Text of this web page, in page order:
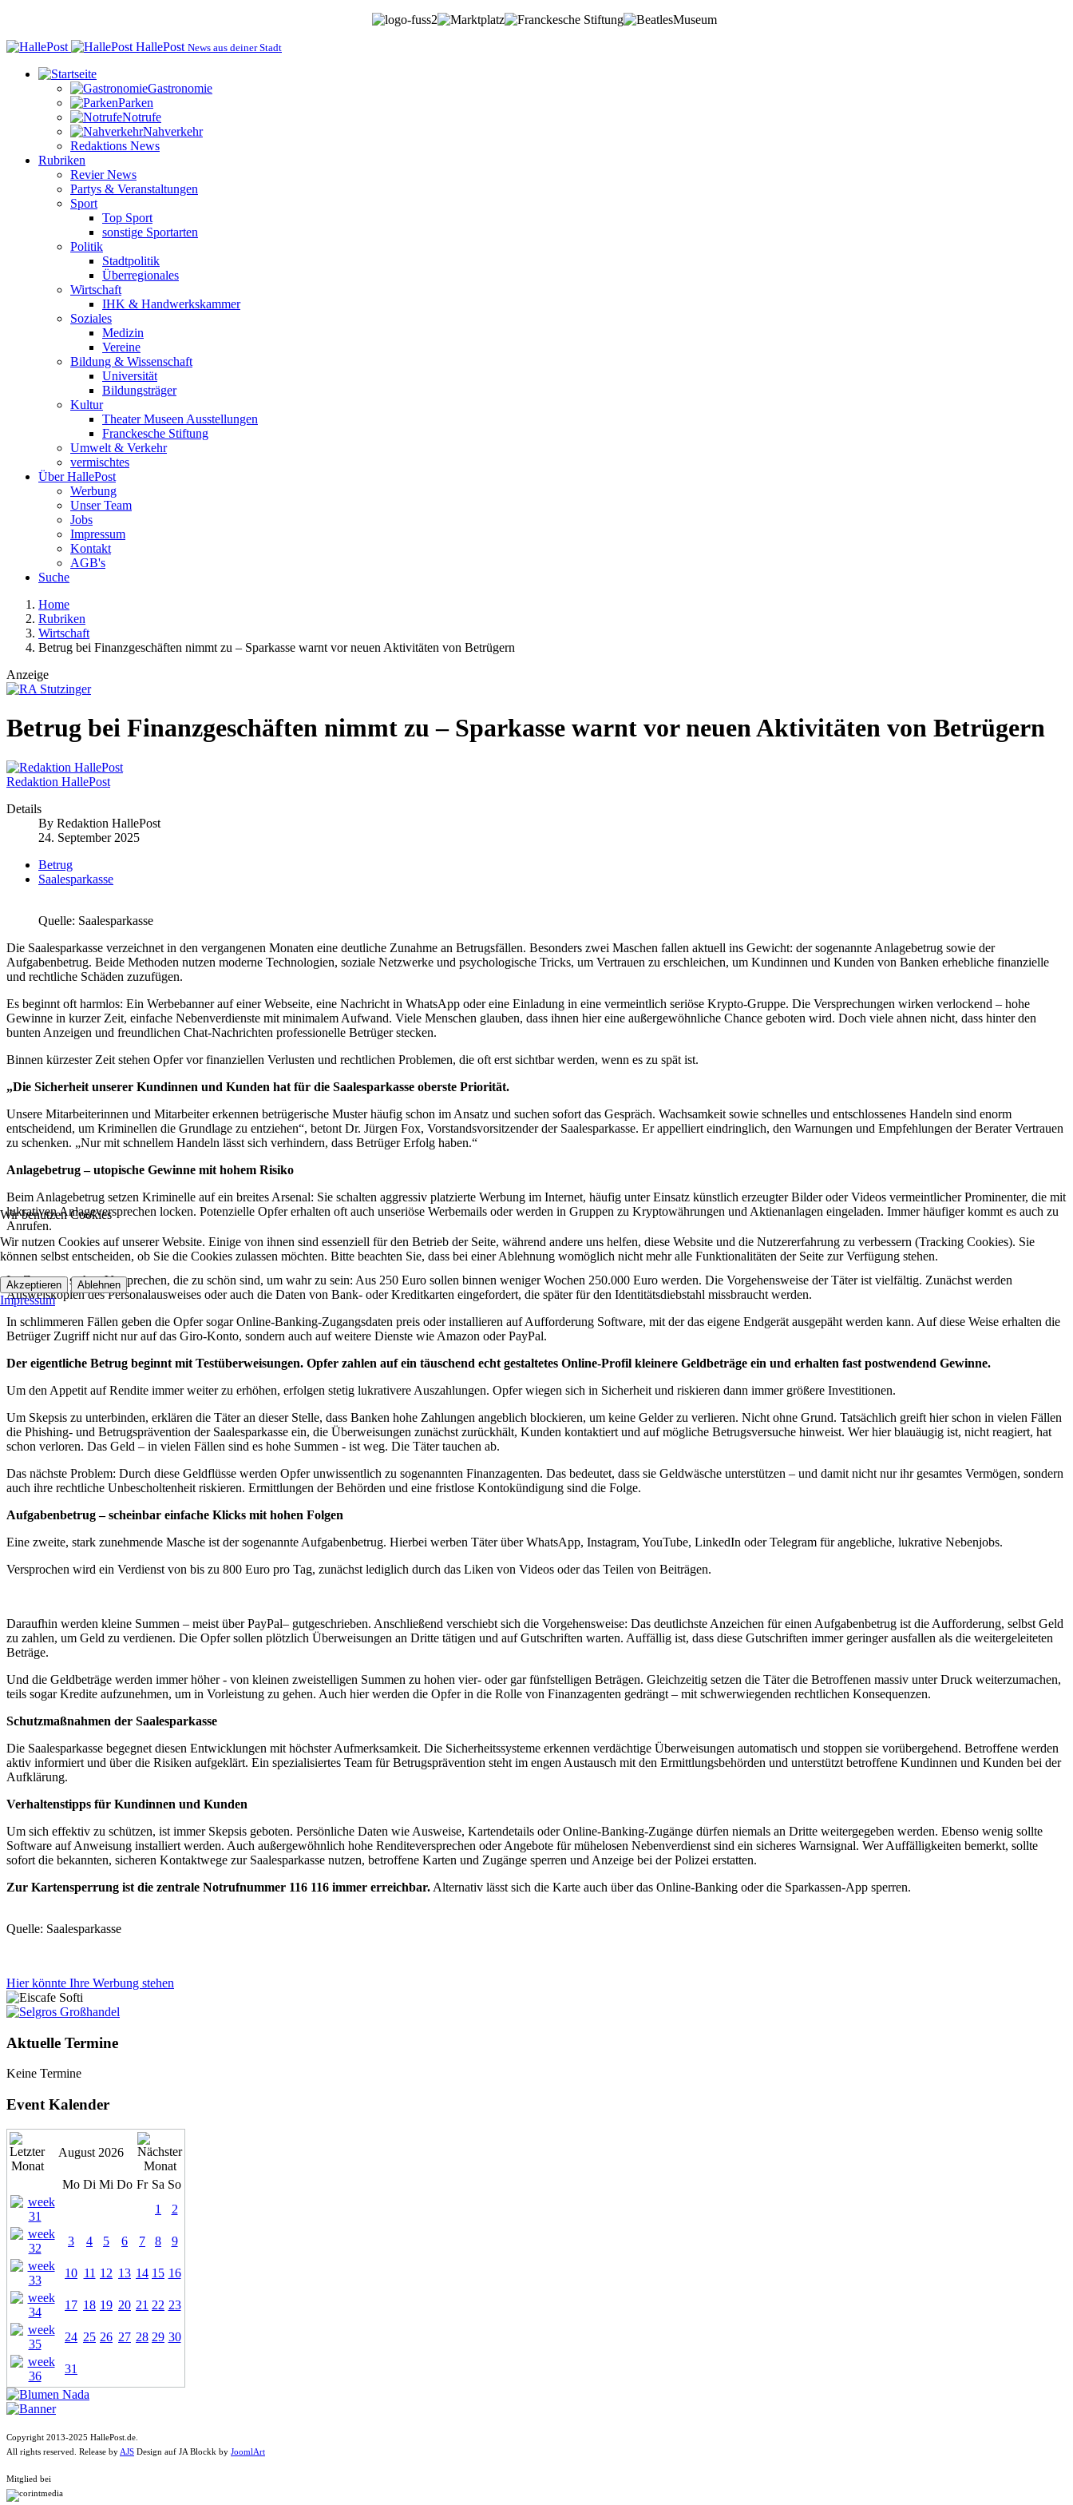
HallePost News aus deiner Stadt
Gastronomie
Parken
Notrufe
Nahverkehr
Redaktions News
Rubriken
Revier News
Partys & Veranstaltungen
Sport
Top Sport
sonstige Sportarten
Politik
Stadtpolitik
Überregionales
Wirtschaft
IHK & Handwerkskammer
Soziales
Medizin
Vereine
Bildung & Wissenschaft
Universität
Bildungsträger
Kultur
Theater Museen Ausstellungen
Franckesche Stiftung
Umwelt & Verkehr
vermischtes
Über HallePost
Werbung
Unser Team
Jobs
Impressum
Kontakt
AGB's
Suche
Home
Rubriken
Wirtschaft
Betrug bei Finanzgeschäften nimmt zu – Sparkasse warnt vor neuen Aktivitäten von Betrügern
Anzeige
Betrug bei Finanzgeschäften nimmt zu – Sparkasse warnt vor neuen Aktivitäten von Betrügern
Redaktion HallePost
Details
By Redaktion HallePost
24. September 2025
Betrug
Saalesparkasse
Quelle: Saalesparkasse
Die Saalesparkasse verzeichnet in den vergangenen Monaten eine deutliche Zunahme an Betrugsfällen. Besonders zwei Maschen fallen aktuell ins Gewicht: der sogenannte Anlagebetrug sowie der
Aufgabenbetrug. Beide Methoden nutzen moderne Technologien, soziale Netzwerke und psychologische Tricks, um Vertrauen zu erschleichen, um Kundinnen und Kunden von Banken erhebliche finanzielle
und rechtliche Schäden zuzufügen.
Es beginnt oft harmlos: Ein Werbebanner auf einer Webseite, eine Nachricht in WhatsApp oder eine Einladung in eine vermeintlich seriöse Krypto-Gruppe. Die Versprechungen wirken verlockend – hohe
Gewinne in kurzer Zeit, einfache Nebenverdienste mit minimalem Aufwand. Viele Menschen glauben, dass ihnen hier eine außergewöhnliche Chance geboten wird. Doch viele ahnen nicht, dass hinter den
bunten Anzeigen und freundlichen Chat-Nachrichten professionelle Betrüger stecken.
Binnen kürzester Zeit stehen Opfer vor finanziellen Verlusten und rechtlichen Problemen, die oft erst sichtbar werden, wenn es zu spät ist.
„Die Sicherheit unserer Kundinnen und Kunden hat für die Saalesparkasse oberste Priorität.
Unsere Mitarbeiterinnen und Mitarbeiter erkennen betrügerische Muster häufig schon im Ansatz und suchen sofort das Gespräch. Wachsamkeit sowie schnelles und entschlossenes Handeln sind enorm
entscheidend, um Kriminellen die Grundlage zu entziehen“, betont Dr. Jürgen Fox, Vorstandsvorsitzender der Saalesparkasse. Er appelliert eindringlich, den Warnungen und Empfehlungen der Berater Vertrauen
zu schenken. „Nur mit schnellem Handeln lässt sich verhindern, dass Betrüger Erfolg haben.“
Anlagebetrug – utopische Gewinne mit hohem Risiko
Beim Anlagebetrug setzen Kriminelle auf ein breites Arsenal: Sie schalten aggressiv platzierte Werbung im Internet, häufig unter Einsatz künstlich erzeugter Bilder oder Videos vermeintlicher Prominenter, die mit
lukrativen Anlageversprechen locken. Potenzielle Opfer erhalten oft auch unseriöse Werbemails oder werden in Gruppen zu Kryptowährungen und Aktienanlagen eingeladen. Immer häufiger kommt es auch zu
Anrufen.
Im Zentrum stehen Versprechen, die zu schön sind, um wahr zu sein: Aus 250 Euro sollen binnen weniger Wochen 250.000 Euro werden. Die Vorgehensweise der Täter ist vielfältig. Zunächst werden
Ausweiskopien des Personalausweises oder auch die Daten von Bank- oder Kreditkarten eingefordert, die später für den Identitätsdiebstahl missbraucht werden.
In schlimmeren Fällen geben die Opfer sogar Online-Banking-Zugangsdaten preis oder installieren auf Aufforderung Software, mit der das eigene Endgerät ausgepäht werden kann. Auf diese Weise erhalten die
Betrüger Zugriff nicht nur auf das Giro-Konto, sondern auch auf weitere Dienste wie Amazon oder PayPal.
Der eigentliche Betrug beginnt mit Testüberweisungen. Opfer zahlen aufein täuschend echt gestaltetes Online-Profil kleinere Geldbeträge ein und erhalten fast postwendend Gewinne.
Um den Appetit auf Rendite immer weiter zu erhöhen, erfolgen stetig lukrativere Auszahlungen. Opfer wiegen sich in Sicherheit und riskieren dann immer größere Investitionen.
Um Skepsis zu unterbinden, erklären die Täter an dieser Stelle, dass Banken hohe Zahlungen angeblich blockieren, um keine Gelder zu verlieren. Nicht ohne Grund. Tatsächlich greift hier schon in vielen Fällen
die Phishing- und Betrugsprävention der Saalesparkasse ein, die Überweisungen zunächst zurückhält, Kunden kontaktiert und auf mögliche Betrugsversuche hinweist. Wer hier blauäugig ist, nicht reagiert, hat
schon verloren. Das Geld – in vielen Fällen sind es hohe Summen - ist weg. Die Täter tauchen ab.
Das nächste Problem: Durch diese Geldflüsse werden Opfer unwissentlich zu sogenannten Finanzagenten. Das bedeutet, dass sie Geldwäsche unterstützen – und damit nicht nur ihr gesamtes Vermögen, sondern
auch ihre rechtliche Unbescholtenheit riskieren. Ermittlungen der Behörden und eine fristlose Kontokündigung sind die Folge.
Aufgabenbetrug – scheinbar einfache Klicks mit hohen Folgen
Eine zweite, stark zunehmende Masche ist der sogenannte Aufgabenbetrug. Hierbei werben Täter über WhatsApp, Instagram, YouTube, LinkedIn oder Telegram für angebliche, lukrative Nebenjobs.
Versprochen wird ein Verdienst von bis zu 800 Euro pro Tag, zunächst lediglich durch das Liken von Videos oder das Teilen von Beiträgen.
Daraufhin werden kleine Summen – meist über PayPal– gutgeschrieben. Anschließend verschiebt sich die Vorgehensweise: Das deutlichste Anzeichen für einen Aufgabenbetrug ist die Aufforderung, selbst Geld
zu zahlen, um Geld zu verdienen. Die Opfer sollen plötzlich Überweisungen an Dritte tätigen und auf Gutschriften warten. Auffällig ist, dass diese Gutschriften immer geringer ausfallen als die weitergeleiteten
Beträge.
Und die Geldbeträge werden immer höher - von kleinen zweistelligen Summen zu hohen vier- oder gar fünfstelligen Beträgen. Gleichzeitig setzen die Täter die Betroffenen massiv unter Druck weiterzumachen,
teils sogar Kredite aufzunehmen, um in Vorleistung zu gehen. Auch hier werden die Opfer in die Rolle von Finanzagenten gedrängt – mit schwerwiegenden rechtlichen Konsequenzen.
Schutzmaßnahmen der Saalesparkasse
Die Saalesparkasse begegnet diesen Entwicklungen mit höchster Aufmerksamkeit. Die Sicherheitssysteme erkennen verdächtige Überweisungen automatisch und stoppen sie vorübergehend. Betroffene werden
aktiv informiert und über die Risiken aufgeklärt. Ein spezialisiertes Team für Betrugsprävention steht im engen Austausch mit den Ermittlungsbehörden und unterstützt betroffene Kundinnen und Kunden bei der
Aufklärung.
Verhaltenstipps für Kundinnen und Kunden
Um sich effektiv zu schützen, ist immer Skepsis geboten. Persönliche Daten wie Ausweise, Kartendetails oder Online-Banking-Zugänge dürfen niemals an Dritte weitergegeben werden. Ebenso wenig sollte
Software auf Anweisung installiert werden. Auch außergewöhnlich hohe Renditeversprechen oder Angebote für mühelosen Nebenverdienst sind ein sicheres Warnsignal. Wer Auffälligkeiten bemerkt, sollte
sofort die bekannten, sicheren Kontaktwege zur Saalesparkasse nutzen, betroffene Karten und Zugänge sperren und Anzeige bei der Polizei erstatten.
Zur Kartensperrung ist die zentrale Notrufnummer 116 116 immer erreichbar. Alternativ lässt sich die Karte auch über das Online-Banking oder die Sparkassen-App sperren.
Quelle: Saalesparkasse
Hier könnte Ihre Werbung stehen
Aktuelle Termine
Keine Termine
Event Kalender
August 2026
Mo Di Mi Do Fr Sa So
1
2
3 4 5 6 7 8 9
10 11 12 13 14 15 16
17 18 19 20 21 22 23
24 25 26 27 28 29 30
31
Copyright 2013-2025 HallePost.de.
All rights reserved. Release by AJS Design auf JA Blockk by JoomlArt
Mitglied bei
Wir benutzen Cookies
Wir nutzen Cookies auf unserer Website. Einige von ihnen sind essenziell für den Betrieb der Seite, während andere uns helfen, diese Website und die Nutzererfahrung zu verbessern (Tracking Cookies). Sie
können selbst entscheiden, ob Sie die Cookies zulassen möchten. Bitte beachten Sie, dass bei einer Ablehnung womöglich nicht mehr alle Funktionalitäten der Seite zur Verfügung stehen.
Akzeptieren Ablehnen
Impressum